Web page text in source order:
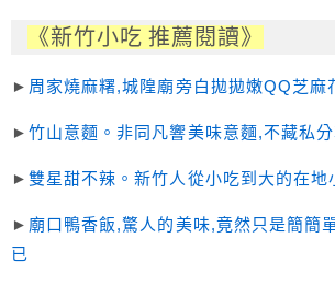
《新竹小吃 推薦閱讀》
► 周家燒麻糬,城隍廟旁白拋拋嫩QQ芝麻
►竹山意麵。非同凡響美味意麵,不藏私
►雙星甜不辣。新竹人從小吃到大的在地
► 廟口鴨香飯,驚人的美味,竟然只是簡簡
已